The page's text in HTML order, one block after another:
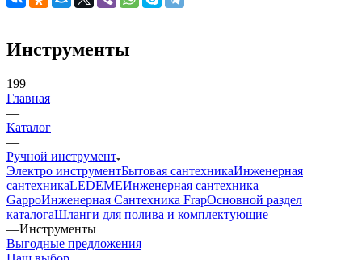
Инструменты
199
Главная
—
Каталог
—
Ручной инструмент
Электро инструментБытовая сантехникаИнженерная
сантехникаLEDEMEИнженерная сантехника
GappoИнженерная Сантехника FrapОсновной раздел
каталогаШланги для полива и комплектующие
—Инструменты
Выгодные предложения